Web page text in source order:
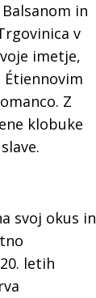
in
v
imetje,
Étiennovim
Z
klobuke
svoj okus in
letih